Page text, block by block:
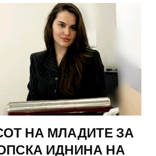
НА МЛАДИТЕ ЗА
ИДНИНА НА